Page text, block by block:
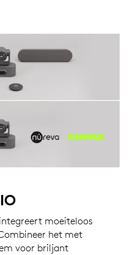
moeiteloos
het met
voor briljant